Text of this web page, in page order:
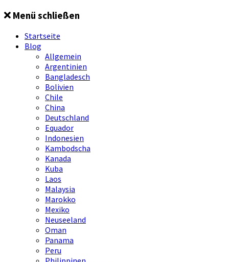
Springe
Inhalt
Menü schließen
Startseite
Blog
Allgemein
Argentinien
Bangladesch
Bolivien
Chile
China
Deutschland
Equador
Indonesien
Kambodscha
Kanada
Kuba
Laos
Malaysia
Marokko
Mexiko
Neuseeland
Oman
Panama
Peru